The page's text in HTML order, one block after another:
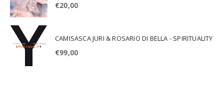
€20,00
CAMISASCA JURI & ROSARIO DI BELLA - SPIRITUALITY
€99,00